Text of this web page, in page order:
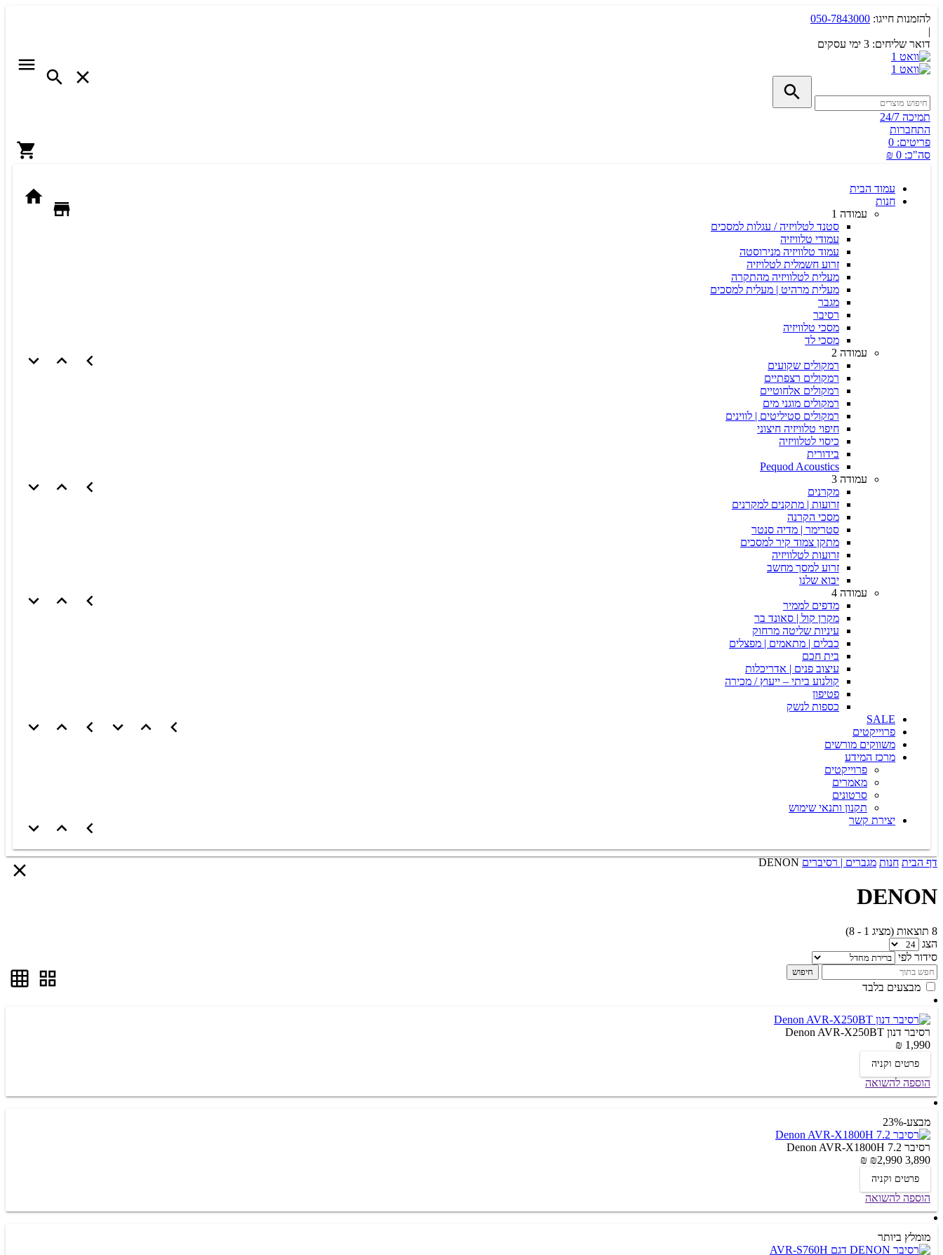
להזמנות חייגו: 050-7843000
|
דואר שליחים: 3 ימי עסקים
תמיכה 24/7
התחברות
פריטים: 0
סה"כ: 0 ₪
עמוד הבית
חנות
עמודה 1
סטנד לטלויזיה / עגלות למסכים
עמודי טלוויזיה
עמוד טלוויזיה מנירוסטה
זרוע חשמלית לטלויזיה
מעלית לטלוויזיה מהתקרה
מעלית מרהיט | מעלית למסכים
מגבר
רסיבר
מסכי טלוויזיה
מסכי לד
עמודה 2
רמקולים שקועים
רמקולים רצפתיים
רמקולים אלחוטיים
רמקולים מוגני מים
רמקולים סטיליטים | לווינים
חיפוי טלוויזיה חיצוני
כיסוי לטלוויזיה
בידורית
Pequod Acoustics
עמודה 3
מקרנים
זרועות | מתקנים למקרנים
מסכי הקרנה
סטרימר | מדיה סנטר
מתקן צמוד קיר למסכים
זרועות לטלוויזיה
זרוע למסך מחשב
יבוא שלנו
עמודה 4
מדפים לממיר
מקרן קול | סאונד בר
עיניות שליטה מרחוק
כבלים | מתאמים | מפצלים
בית חכם
עיצוב פנים | אדריכלות
קולנוע ביתי – ייעוץ / מכירה
פטיפון
כספות לנשק
SALE
פרוייקטים
משווקים מורשים
מרכז המידע
פרוייקטים
מאמרים
סרטונים
תקנון ותנאי שימוש
יצירת קשר
דף הבית חנות מגברים | רסיברים DENON
DENON
8 תוצאות (מציג 1 - 8)
הצג
סידור לפי
חיפוש
מבצעים בלבד
רסיבר דנון Denon AVR-X250BT
1,990 ₪
פרטים וקניה
הוספה להשואה
מבצע-23%
רסיבר Denon AVR-X1800H 7.2
3,890 ₪
2,990 ₪
פרטים וקניה
הוספה להשואה
מומלץ ביותר